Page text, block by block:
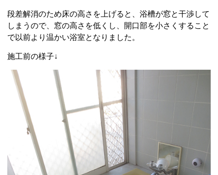
段差解消のため床の高さを上げると、浴槽が窓と干渉して
しまうので、窓の高さを低くし、開口部を小さくすること
で以前より温かい浴室となりました。
施工前の様子↓